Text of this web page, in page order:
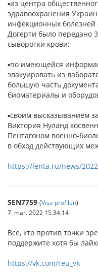
▪из центра
здравоохранения
инфекционных болезней
Догерти было передано
сыворотки крови;
▪по имеющейся
эвакуировать из
большую часть
биоматериалы и
▪своим высказыванием
Виктория Нуланд
Пентагоном военно-
в обход действующих
https://lenta.ru/news/
SEN7759 (Vise profilen)
7. mar. 2022 15.34.14
Все, кто против точки
поддержите хотя бы
https://vk.com/reu_vk